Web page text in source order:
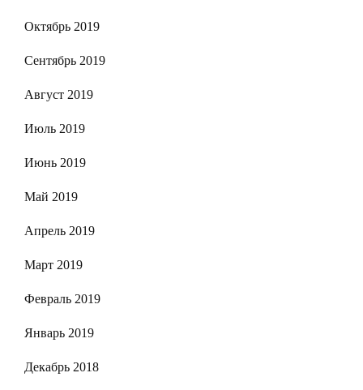
Октябрь 2019
Сентябрь 2019
Август 2019
Июль 2019
Июнь 2019
Май 2019
Апрель 2019
Март 2019
Февраль 2019
Январь 2019
Декабрь 2018